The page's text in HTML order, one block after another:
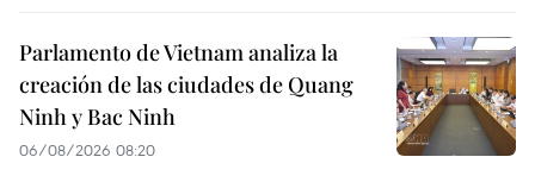
Parlamento de Vietnam analiza la
creación de las ciudades de Quang
Ninh y Bac Ninh
06/08/2026 08:20